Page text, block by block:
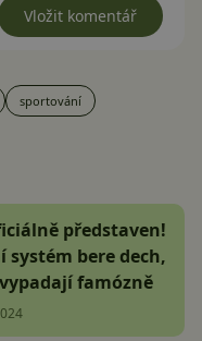
Vložit komentář
sportování
představen!
systém bere dech,
famózně